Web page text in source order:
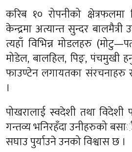
करिब १० रोपनीको क्षेत्रफलमा
केन्द्रमा अत्यान्त सुन्दर
त्यहाँ विभिन्न मोडलहरु
मोडेल, बालहिल, पिङ्, पंचमुखी
फाउण्टेन लगायतका संरचनाहरु
।
पोखरालाई स्वदेशी तथा
गन्तव्य भनिरहँदा उनीहरुको
सघाउ पुर्याउने उनको विश्वास छ ।